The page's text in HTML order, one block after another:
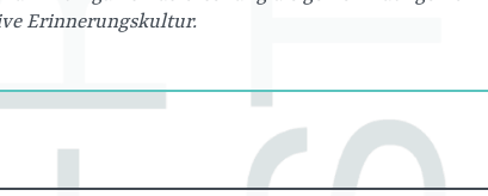
Erinnerungskultur.